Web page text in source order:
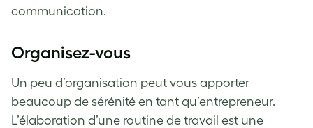
communication.
Organisez-vous
Un peu d’organisation peut vous apporter
beaucoup de sérénité en tant qu’entrepreneur.
L’élaboration d’une routine de travail est une